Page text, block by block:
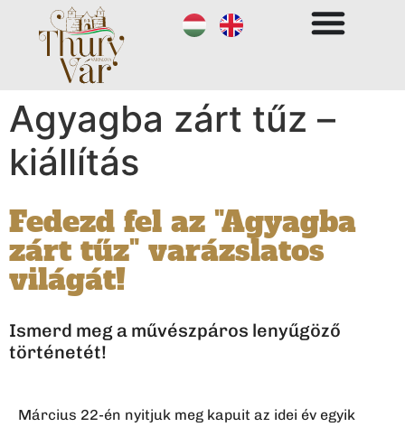
Agyagba zárt tűz –
kiállítás
Fedezd fel az "Agyagba
zárt tűz" varázslatos
világát!
Ismerd meg a művészpáros lenyűgöző
történetét!
Március 22-én nyitjuk meg kapuit az idei év egyik